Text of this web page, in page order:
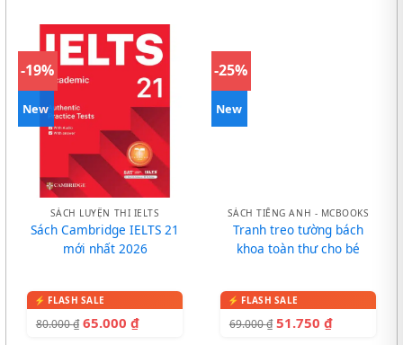
-19%
New
SÁCH LUYỆN THI IELTS
Sách Cambridge IELTS 21
mới nhất 2026
80.000₫ 65.000 ₫
-25%
New
SÁCH TIẾNG ANH - MCBOOKS
Tranh treo tường bách
khoa toàn thư cho bé
69.000₫ 51.750 ₫